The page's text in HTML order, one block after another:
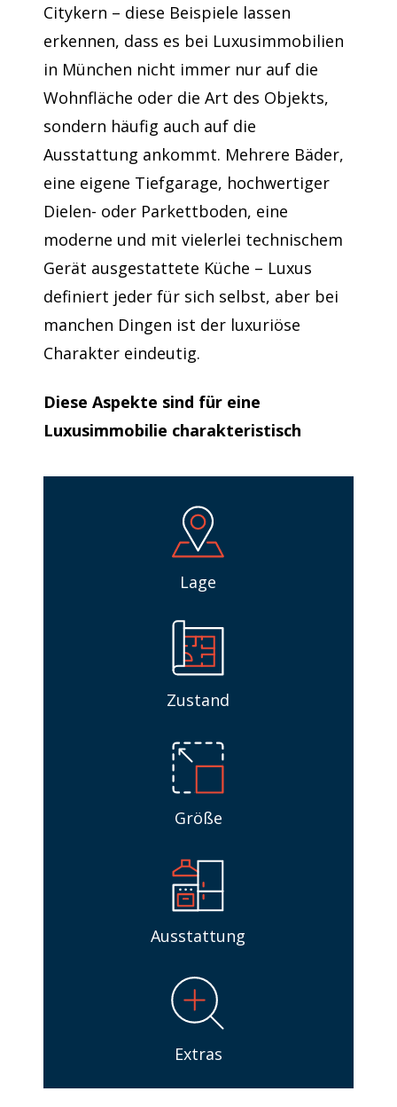
Citykern – diese Beispiele lassen
erkennen, dass es bei Luxusimmobilien
in München nicht immer nur auf die
Wohnfläche oder die Art des Objekts,
sondern häufig auch auf die
Ausstattung ankommt. Mehrere Bäder,
eine eigene Tiefgarage, hochwertiger
Dielen- oder Parkettboden, eine
moderne und mit vielerlei technischem
Gerät ausgestattete Küche – Luxus
definiert jeder für sich selbst, aber bei
manchen Dingen ist der luxuriöse
Charakter eindeutig.
Diese Aspekte sind für eine
Luxusimmobilie charakteristisch
Lage
Zustand
Größe
Ausstattung
Extras